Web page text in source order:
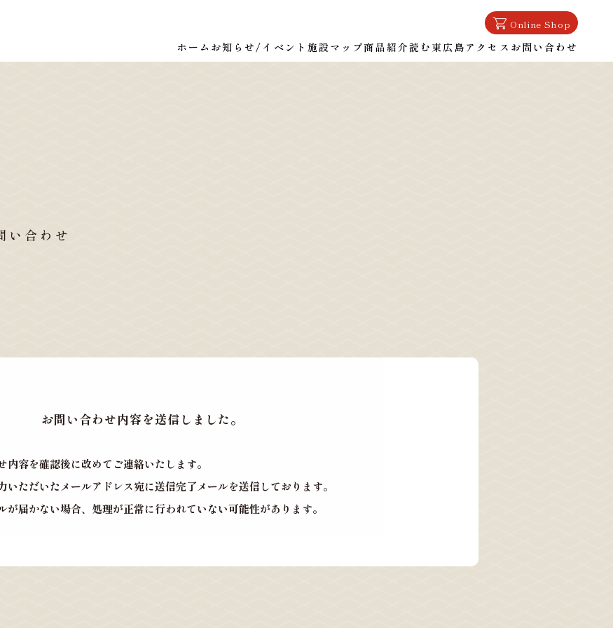
ホーム お知らせ/イベント 施設マップ商品紹介読む東広島 アクセス お問い合わせ
Online Shop
い合わせ
お問い合わせ内容を送信しました。
内容を確認後に改めてご連絡いたします。
いただいたメールアドレス宛に送信完了メールを送信しております。
が届かない場合、処理が正常に行われていない可能性があります。